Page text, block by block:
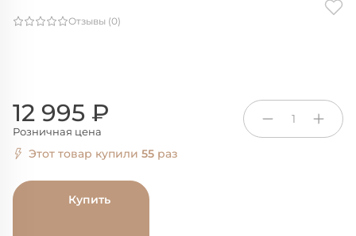
Отзывы (0)
12 995 ₽
Розничная цена
1
Этот товар купили 55 раз
Купить